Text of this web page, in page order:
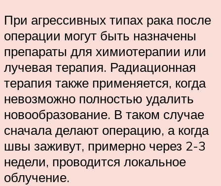
При агрессивных типах рака после
операции могут быть назначены
препараты для химиотерапии или
лучевая терапия. Радиационная
терапия также применяется, когда
невозможно полностью удалить
новообразование. В таком случае
сначала делают операцию, а когда
швы заживут, примерно через 2-3
недели, проводится локальное
облучение.